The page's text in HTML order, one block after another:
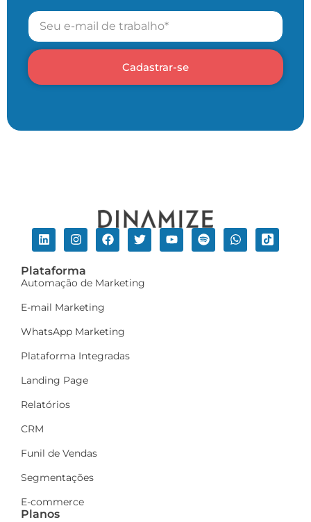
Cadastrar-se
Plataforma
Automação de Marketing
E-mail Marketing
WhatsApp Marketing
Plataforma Integradas
Landing Page
Relatórios
CRM
Funil de Vendas
Segmentações
E-commerce
Planos